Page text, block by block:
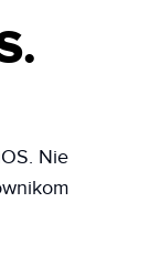
Nie